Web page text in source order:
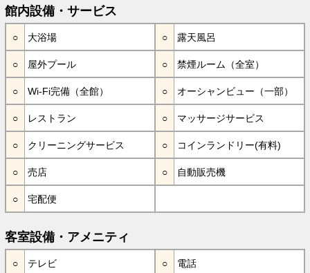
館内設備・サービス
大浴場 露天風呂
屋外プール 禁煙ルーム（全室）
Wi-Fi完備（全館） オーシャンビュー（一部）
レストラン マッサージサービス
クリーニングサービス コインランドリー(有料)
売店 自動販売機
宅配便
客室設備・アメニティ
テレビ 電話